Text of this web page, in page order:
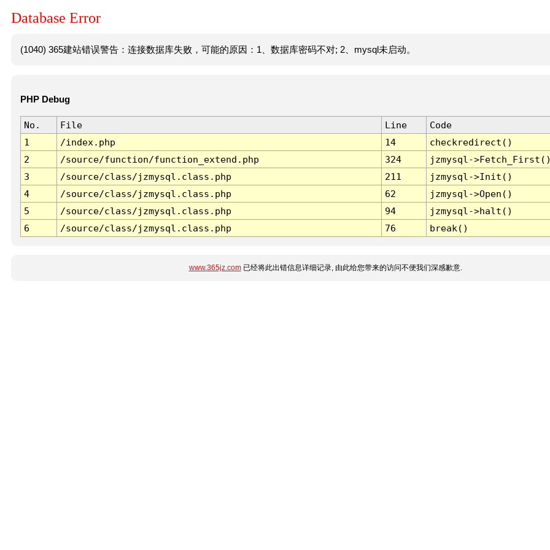
Database Error
(1040) 365建站错误警告：连接数据库失败，可能的原因：1、数据库密码不对; 2、mysql未启动。
PHP Debug
No. File Line
Code
1
/index.php 14
checkredirect()
2
/source/function/function_extend.php 324
jzmysql-
3
/source/class/jzmysql.class.php 211
jzmysql->Init()
4
/source/class/jzmysql.class.php 62
jzmysql->Open()
5
/source/class/jzmysql.class.php 94
jzmysql->halt()
6
/source/class/jzmysql.class.php 76 break()
www.365jz.com已经将此出错信息详细记录, 由此给您带来的访问不便我们深感歉意.